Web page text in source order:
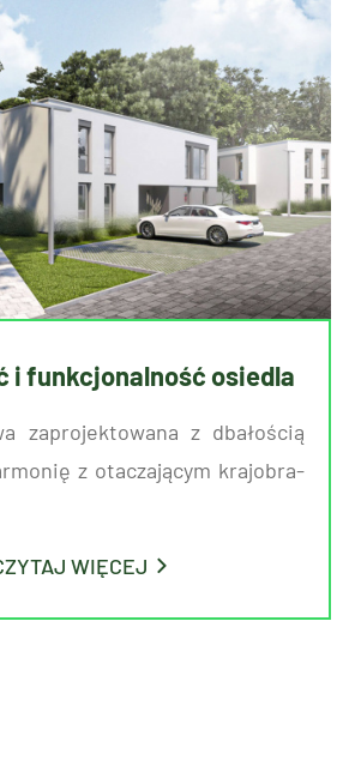
i funkcjonalność osiedla
za­pro­jek­to­wa­na z dba­ło­ścią
z ota­cza­ją­cym kra­jo­bra­
WIĘCEJ